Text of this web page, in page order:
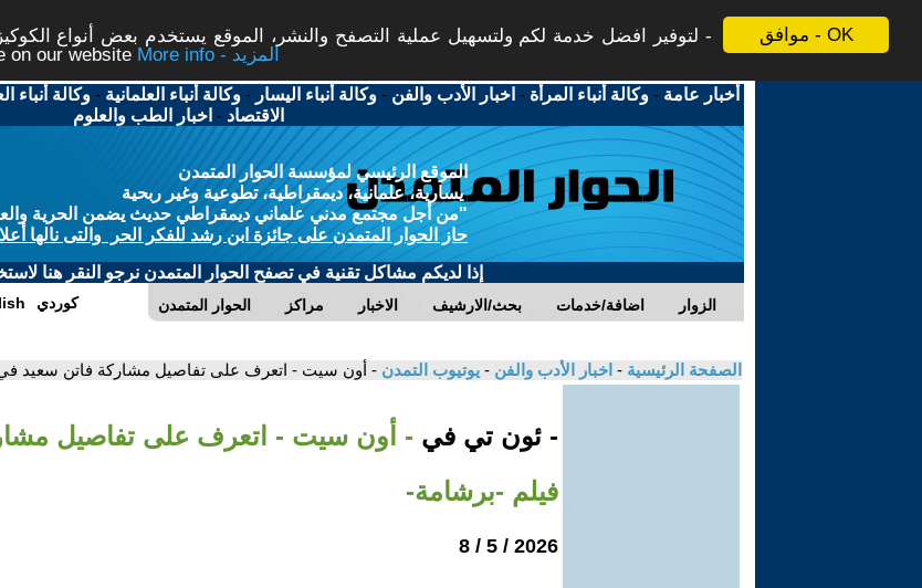
موافق - OK
لتوفير افضل خدمة لكم ولتسهيل عملية التصفح والنشر، الموقع يستخدم بعض أنواع
on our website
More info - المزيد
أخبار عامة -وكالة أنباء المرأة - اخبار الأدب والفن -وكالة أنباء اليسار -وكالة أنباء العلمانية -وكالة أنباء
الاقتصاد - اخبار الطب والعلوم
الموقع الرئيسي لمؤسسة الحوار المتمدن
يسارية، علمانية، ديمقراطية، تطوعية وغير ربحية
"من أجل مجتمع مدني علماني ديمقراطي حديث يضمن الحرية
حاز الحوار المتمدن على جائزة ابن رشد للفكر الحر والتى نالها
إذا لديكم مشاكل تقنية في تصفح الحوار المتمدن نرجو النقر هنا
الحوار المتمدن مراكز الاخبار بحث/الارشيف اضافة/خدمات الزوار كوردي
الصفحة الرئيسية - اخبار الأدب والفن - يوتيوب التمدن - أون سيت - اتعرف على تفاصيل مشاركة فاتن سعيد
- ئون تي في - أون سيت - اتعرف على تفاصيل
فيلم -برشامة-
2026 / 5 / 8